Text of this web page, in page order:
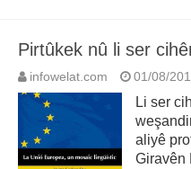
Pirtûkek nû li ser
infowelat.com 01/08/
Li ser
aliyê
Giravên